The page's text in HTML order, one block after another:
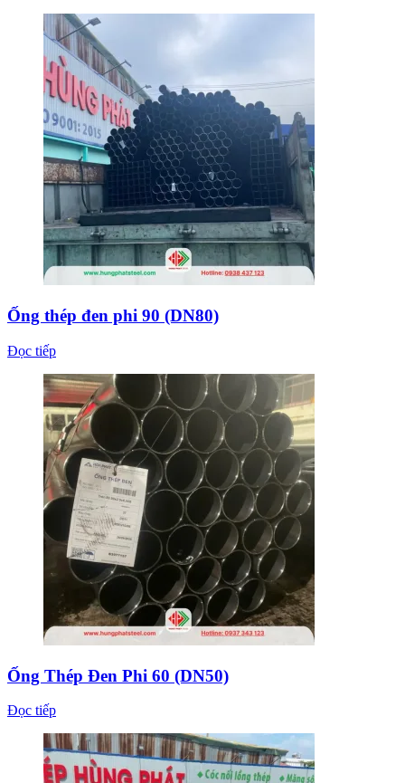
Ống thép đen phi 90 (DN80)
Đọc tiếp
Ống Thép Đen Phi 60 (DN50)
Đọc tiếp